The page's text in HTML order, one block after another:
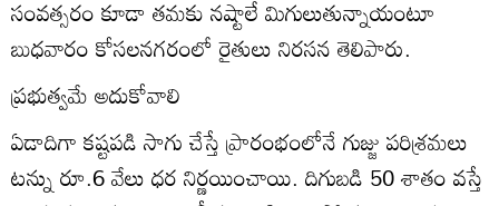
సంవత్సరం కూడా తమకు నష్టాలే మిగులుతున్నాయంటూ
బుధవారం కోసలనగరంలో రైతులు నిరసన తెలిపారు.
ప్రభుత్వమే అదుకోవాలి
ఏడాదిగా కష్టపడి సాగు చేస్తే ప్రారంభంలోనే గుజ్జు పరిశ్రమలు
టన్ను రూ.6 వేలు ధర నిర్ణయించాయి. దిగుబడి 50 శాతం వస్తే